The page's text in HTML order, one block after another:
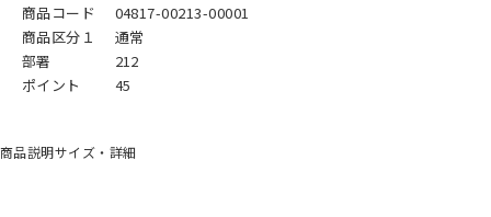
商品コード
04817-00213-00001
商品区分１
通常
部署
212
ポイント
45
商品説明サイズ・詳細